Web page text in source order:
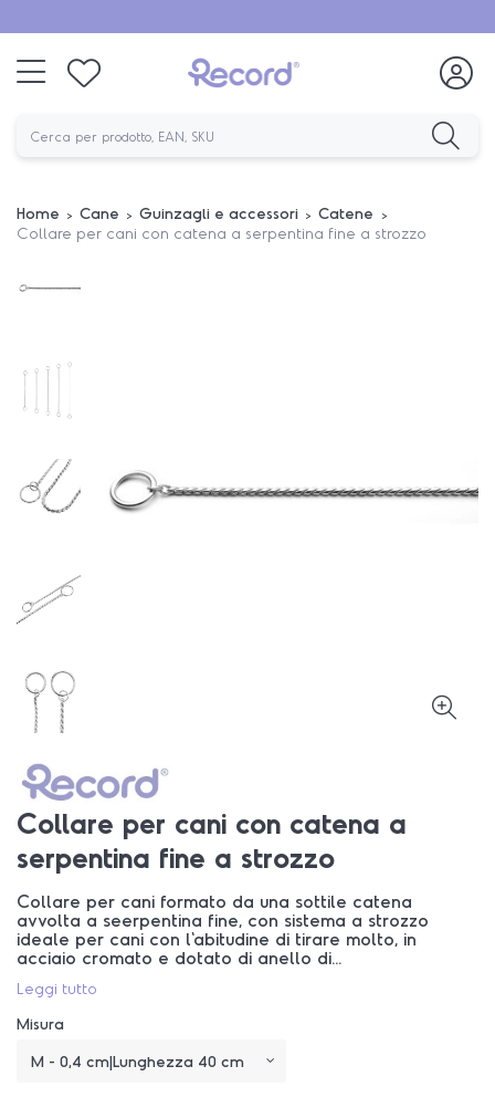
Home Cane Guinzagli e accessori
Catene
Collare per cani con catena a serpentina fine a strozzo
Collare per cani con catena a
serpentina fine a strozzo
Collare per cani formato da una sottile catena
avvolta a seerpentina fine, con sistema a strozzo
ideale per cani con l'abitudine di tirare molto, in
acciaio cromato e dotato di anello di...
Leggi tutto
Misura